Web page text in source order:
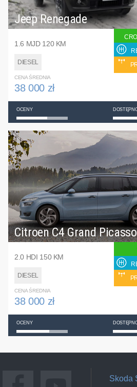
Jeep Renegade
1.6 MJD 120 KM
DIESEL
CENA ŚREDNIA
38 000 zł
OCENY
Citroen C4 Grand Picasso
2.0 HDI 150 KM
DIESEL
CENA ŚREDNIA
38 000 zł
OCENY
Skoda